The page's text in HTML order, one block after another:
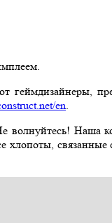
геймдизайнеры,
en.
волнуйтесь! Наша
связанные